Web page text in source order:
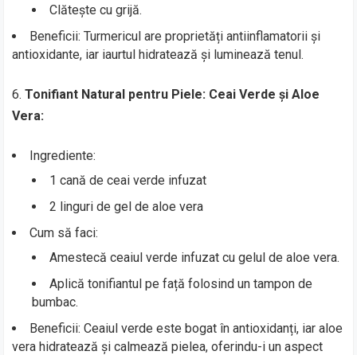
Clătește cu grijă.
Beneficii: Turmericul are proprietăți antiinflamatorii și
antioxidante, iar iaurtul hidratează și luminează tenul.
6.Tonifiant Natural pentru Piele: Ceai Verde și Aloe
Vera:
Ingrediente:
1 cană de ceai verde infuzat
2 linguri de gel de aloe vera
Cum să faci:
Amestecă ceaiul verde infuzat cu gelul de aloe vera.
Aplică tonifiantul pe față folosind un tampon de
bumbac.
Beneficii: Ceaiul verde este bogat în antioxidanți, iar aloe
vera hidratează și calmează pielea, oferindu-i un aspect